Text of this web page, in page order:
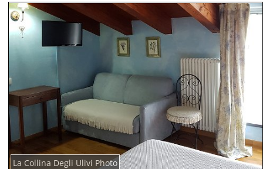
La Collina Degli Ulivi Photo